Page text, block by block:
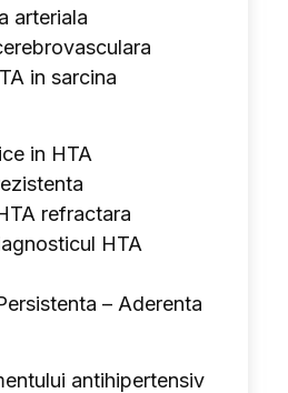
arteriala
in sarcina
in HTA
refractara
HTA
– Aderenta
antihipertensiv